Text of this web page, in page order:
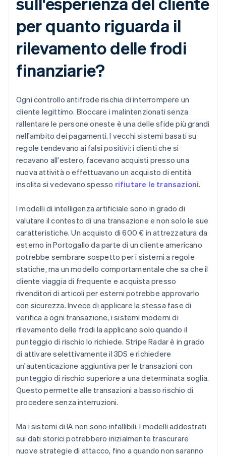
per quanto riguarda il
rilevamento delle frodi
finanziarie?
Ogni controllo antifrode rischia di interrompere un
cliente legittimo. Bloccare i malintenzionati senza
rallentare le persone oneste è una delle sfide più grandi
nell'ambito dei pagamenti. I vecchi sistemi basati su
regole tendevano ai falsi positivi: i clienti che si
recavano all'estero, facevano acquisti presso una
nuova attività o effettuavano un acquisto di entità
insolita si vedevano spesso rifiutare le transazioni.
I modelli di intelligenza artificiale sono in grado di
valutare il contesto di una transazione e non solo le sue
caratteristiche. Un acquisto di 600 € in attrezzatura da
esterno in Portogallo da parte di un cliente americano
potrebbe sembrare sospetto per i sistemi a regole
statiche, ma un modello comportamentale che sa che il
cliente viaggia di frequente e acquista presso
rivenditori di articoli per esterni potrebbe approvarlo
con sicurezza. Invece di applicare la stessa fase di
verifica a ogni transazione, i sistemi moderni di
rilevamento delle frodi la applicano solo quando il
punteggio di rischio lo richiede. Stripe Radar è in grado
di attivare selettivamente il 3DS e richiedere
un'autenticazione aggiuntiva per le transazioni con
punteggio di rischio superiore a una determinata soglia.
Questo permette alle transazioni a basso rischio di
procedere senza interruzioni.
Ma i sistemi di IA non sono infallibili. I modelli addestrati
sui dati storici potrebbero inizialmente trascurare
nuove strategie di attacco, fino a quando non saranno